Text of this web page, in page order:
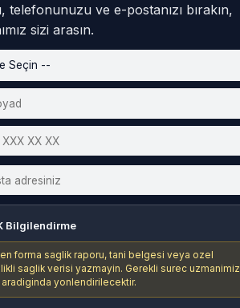
telefonunuzu ve e-postanızı bırakın,
sizi arasın.
Bilgilendirme
forma saglik raporu, tani belgesi veya ozel
saglik verisi yazmayin. Gerekli surec uzmanimiz
aradiginda yonlendirilecektir.